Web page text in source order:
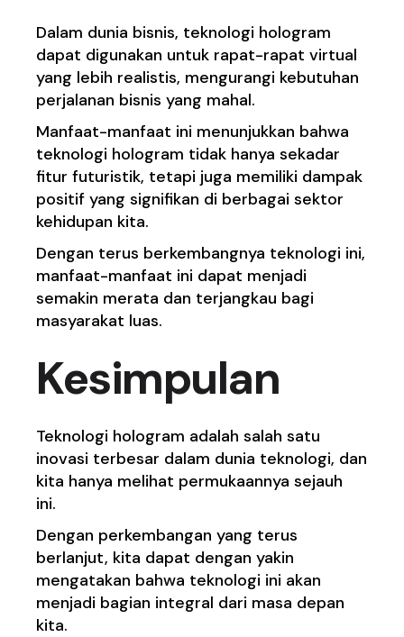
Dalam dunia bisnis, teknologi hologram
dapat digunakan untuk rapat-rapat virtual
yang lebih realistis, mengurangi kebutuhan
perjalanan bisnis yang mahal.
Manfaat-manfaat ini menunjukkan bahwa
teknologi hologram tidak hanya sekadar
fitur futuristik, tetapi juga memiliki dampak
positif yang signifikan di berbagai sektor
kehidupan kita.
Dengan terus berkembangnya teknologi ini,
manfaat-manfaat ini dapat menjadi
semakin merata dan terjangkau bagi
masyarakat luas.
Kesimpulan
Teknologi hologram adalah salah satu
inovasi terbesar dalam dunia teknologi, dan
kita hanya melihat permukaannya sejauh
ini.
Dengan perkembangan yang terus
berlanjut, kita dapat dengan yakin
mengatakan bahwa teknologi ini akan
menjadi bagian integral dari masa depan
kita.